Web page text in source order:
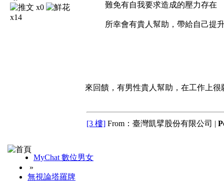
x0
x14
難免有自我要求造成的壓力存在
所幸會有貴人幫助，帶給自己提
來回饋，有男性貴人幫助，在工作上
[3 樓] From：臺灣凱擘股份有限公司 |
MyChat 數位男女
»
無視論塔羅牌